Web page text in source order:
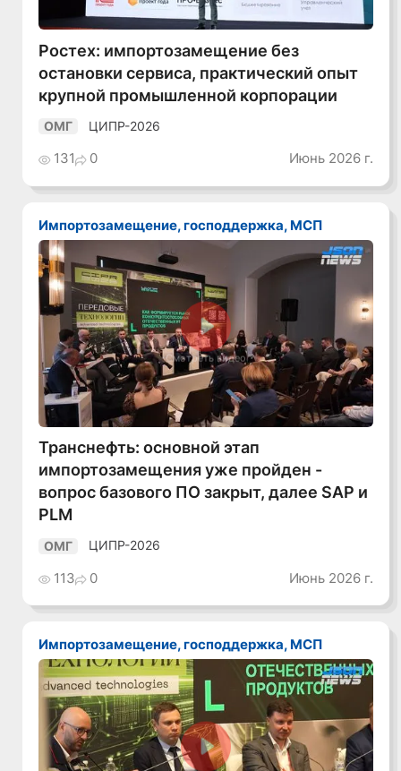
Ростех: импортозамещение без
остановки сервиса, практический опыт
крупной промышленной корпорации
ОМГ ЦИПР-2026
131 0 Июнь 2026 г.
Импортозамещение, господдержка, МСП
Смотреть видео
Транснефть: основной этап
импортозамещения уже пройден -
вопрос базового ПО закрыт, далее SAP и
PLM
ОМГ ЦИПР-2026
113 0 Июнь 2026 г.
Импортозамещение, господдержка, МСП